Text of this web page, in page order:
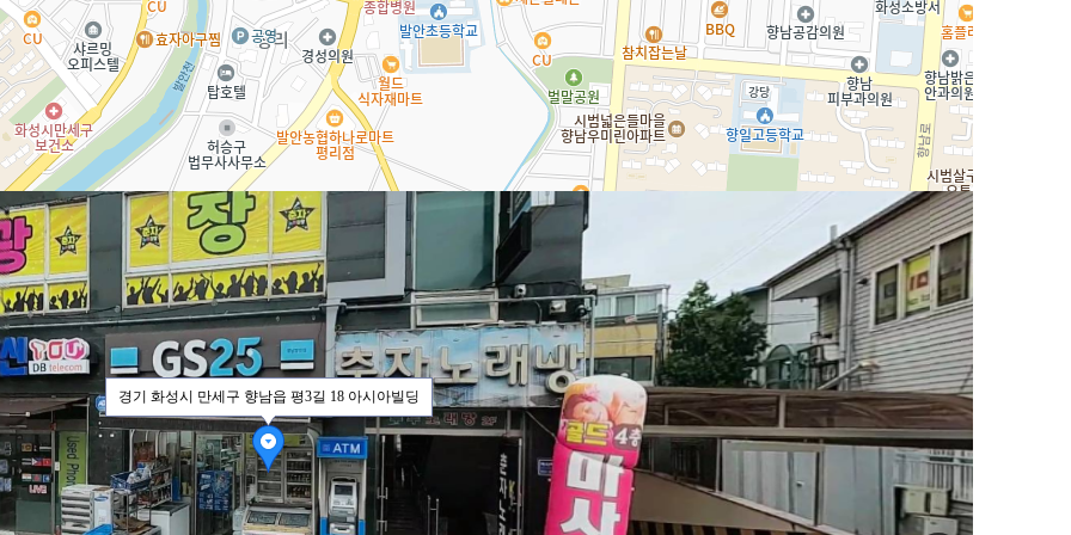
경기 화성시 만세구 향남읍 평3길 18 아시아빌딩